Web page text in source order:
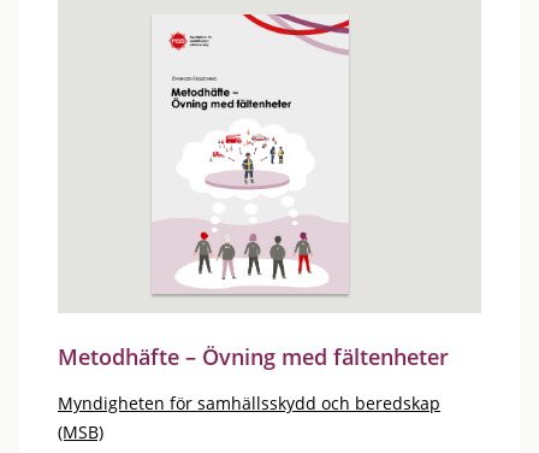
Metodhäfte – Övning med fältenheter
Myndigheten för samhällsskydd och beredskap
(MSB)